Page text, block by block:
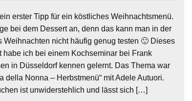
erster Tipp für ein köstliches Weihnachtsmenü.
bei dem Dessert an, denn das kann man in der
Weihnachten nicht häufig genug testen 🙂 Dieses
habe ich bei einem Kochseminar bei Frank
in Düsseldorf kennen gelernt. Das Thema war
della Nonna – Herbstmenü“ mit Adele Autuori.
ist unwiderstehlich und lässt sich […]